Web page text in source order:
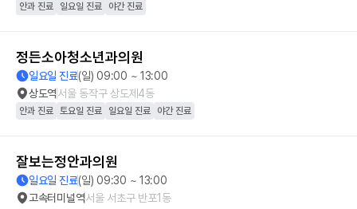
안과 진료 일요일 진료 야간 진료
정든소아청소년과의원
일요일 진료(일) 09:00 ~ 13:00
상도역서울 동작구 상도제4동
안과 진료 토요일 진료 일요일 진료 야간 진료
잘보는정안과의원
일요일 진료(일) 09:30 ~ 13:00
고속터미널역서울 서초구 반포1동